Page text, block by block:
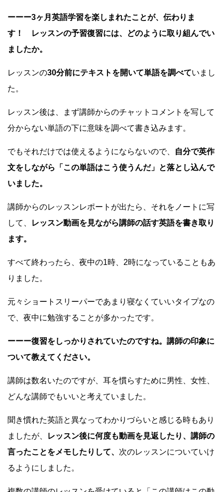
ーーー3ヶ月英語学習を楽しまれたことが、伝わりま
す！ レッスンの予習復習には、どのように取り組んでい
ましたか。
レッスンの30分前にテキストを開いて単語を調べていまし
た。
レッスン後は、まず講師からのチャットコメントを写して
分からない単語の下に意味を調べて書き込みます。
でもそれだけでは使えるようにならないので、
自分で英作
文をしながら「この単語はこう使うんだ」と落とし込んで
いました。
講師からのレッスンレポートが出たら、それをノートに写
して、
レッスン動画を見ながら講師の話す英語を書き取り
ます。
すべて終わったら、夜中の1時、2時になっていることもあ
りました。
元々ショートスリーパーであまり寝なくていいタイプなの
で、夜中に勉強することが多かったです。
ーーー復習をしっかりされていたのですね。講師の印象に
ついて教えてください。
講師は数名いたのですが、耳を慣らすために男性、女性、
どんな講師でもいいと考えていました。
聞き慣れた英語と異なってわかりづらいと感じる時もあり
ましたが、
レッスン後に何度も動画を見返したり、講師の
言ったことをメモしたりして、 次のレッスンについていけ
るようにしました。